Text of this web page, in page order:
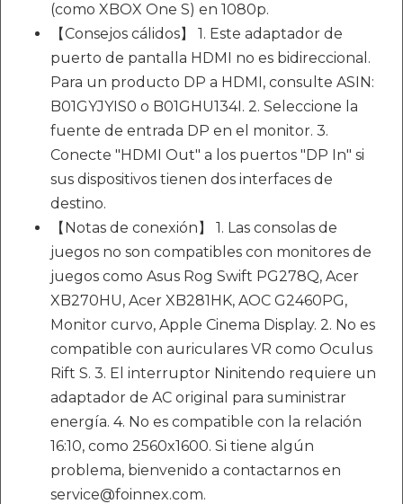
(como XBOX One S) en 1080p.
【Consejos cálidos】 1. Este adaptador de
puerto de pantalla HDMI no es bidireccional.
Para un producto DP a HDMI, consulte ASIN:
B01GYJYIS0 o B01GHU134I. 2. Seleccione la
fuente de entrada DP en el monitor. 3.
Conecte "HDMI Out" a los puertos "DP In" si
sus dispositivos tienen dos interfaces de
destino.
【Notas de conexión】 1. Las consolas de
juegos no son compatibles con monitores de
juegos como Asus Rog Swift PG278Q, Acer
XB270HU, Acer XB281HK, AOC G2460PG,
Monitor curvo, Apple Cinema Display. 2. No es
compatible con auriculares VR como Oculus
Rift S. 3. El interruptor Ninitendo requiere un
adaptador de AC original para suministrar
energía. 4. No es compatible con la relación
16:10, como 2560x1600. Si tiene algún
problema, bienvenido a contactarnos en
service@foinnex.com.